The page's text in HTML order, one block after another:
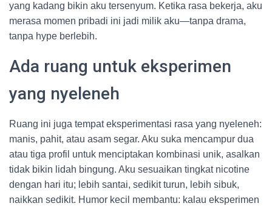
yang kadang bikin aku tersenyum. Ketika rasa bekerja, aku
merasa momen pribadi ini jadi milik aku—tanpa drama,
tanpa hype berlebih.
Ada ruang untuk eksperimen
yang nyeleneh
Ruang ini juga tempat eksperimentasi rasa yang nyeleneh:
manis, pahit, atau asam segar. Aku suka mencampur dua
atau tiga profil untuk menciptakan kombinasi unik, asalkan
tidak bikin lidah bingung. Aku sesuaikan tingkat nicotine
dengan hari itu; lebih santai, sedikit turun, lebih sibuk,
naikkan sedikit. Humor kecil membantu: kalau eksperimen